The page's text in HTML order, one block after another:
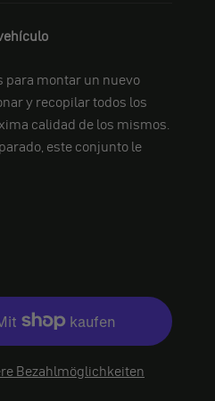
para montar un nuevo
y recopilar todos los
calidad de los mismos.
este conjunto le
Bezahlmöglichkeiten